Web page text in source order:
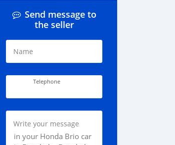
Send message to
the seller
Name
Telephone
Write your message